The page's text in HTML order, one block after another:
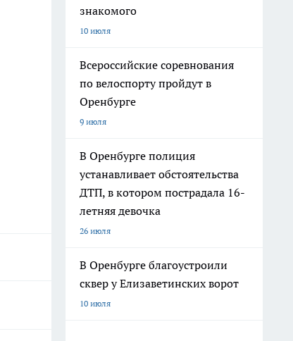
знакомого
10 июля
Всероссийские соревнования
по велоспорту пройдут в
Оренбурге
9 июля
В Оренбурге полиция
устанавливает обстоятельства
ДТП, в котором пострадала 16-
летняя девочка
26 июля
В Оренбурге благоустроили
сквер у Елизаветинских ворот
10 июля